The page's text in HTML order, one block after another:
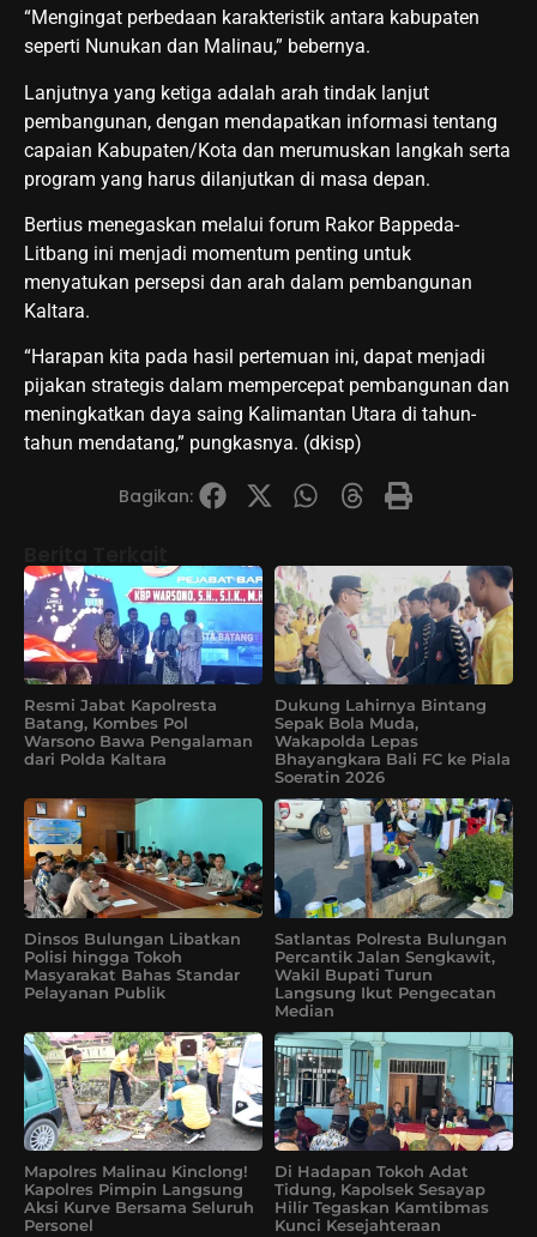
“Mengingat perbedaan karakteristik antara kabupaten
seperti Nunukan dan Malinau,” bebernya.
Lanjutnya yang ketiga adalah arah tindak lanjut
pembangunan, dengan mendapatkan informasi tentang
capaian Kabupaten/Kota dan merumuskan langkah serta
program yang harus dilanjutkan di masa depan.
Bertius menegaskan melalui forum Rakor Bappeda-
Litbang ini menjadi momentum penting untuk
menyatukan persepsi dan arah dalam pembangunan
Kaltara.
“Harapan kita pada hasil pertemuan ini, dapat menjadi
pijakan strategis dalam mempercepat pembangunan dan
meningkatkan daya saing Kalimantan Utara di tahun-
tahun mendatang,” pungkasnya. (dkisp)
Bagikan:
Resmi Jabat Kapolresta
Batang, Kombes Pol
Warsono Bawa Pengalaman
dari Polda Kaltara
Dukung Lahirnya Bintang
Sepak Bola Muda,
Wakapolda Lepas
Bhayangkara Bali FC ke Piala
Soeratin 2026
Dinsos Bulungan Libatkan
Polisi hingga Tokoh
Masyarakat Bahas Standar
Pelayanan Publik
Satlantas Polresta Bulungan
Percantik Jalan Sengkawit,
Wakil Bupati Turun
Langsung Ikut Pengecatan
Median
Mapolres Malinau Kinclong!
Kapolres Pimpin Langsung
Aksi Kurve Bersama Seluruh
Personel
Di Hadapan Tokoh Adat
Tidung, Kapolsek Sesayap
Hilir Tegaskan Kamtibmas
Kunci Kesejahteraan